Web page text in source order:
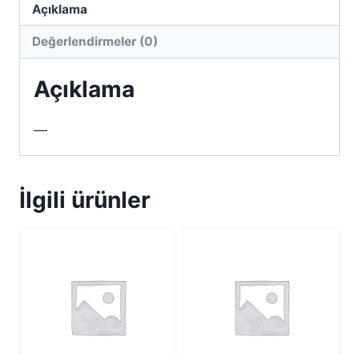
Açıklama
Değerlendirmeler (0)
Açıklama
—
İlgili ürünler